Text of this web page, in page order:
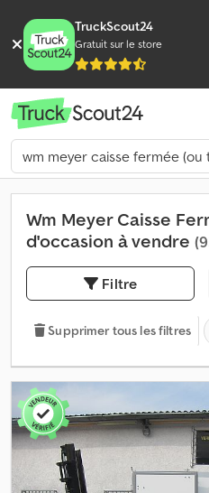
TruckScout24
Gratuit sur le store
Wm Meyer Caisse
d'occasion à vendre
Filtre
Supprimer tous les filtres